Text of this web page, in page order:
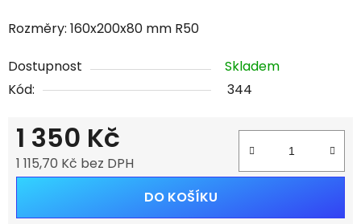
Rozměry: 160x200x80 mm R50
Dostupnost
Skladem
Kód:
344
1 350 Kč
1 115,70 Kč bez DPH
DO KOŠÍKU